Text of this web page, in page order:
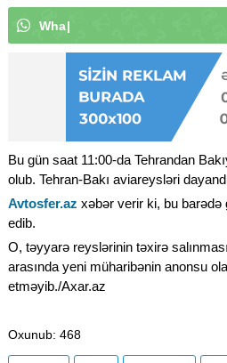
What
Bu gün saat 11:00-da Tehrandan
olub. Tehran-Bakı aviareysləri
Avtosfer.az xəbər verir ki, bu
edib.
O, təyyarə reyslərinin təxirə
arasında yeni müharibənin anonsu
etməyib./Axar.az
Oxunub: 468